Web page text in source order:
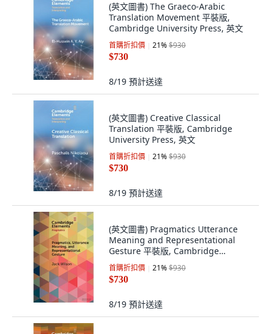
(英文圖書) The Graeco-Arabic
Translation Movement 平裝版,
Cambridge University Press, 英文
首購折扣價 21%$930
$730
8/19 預計送達
(英文圖書) Creative Classical
Translation 平裝版, Cambridge
University Press, 英文
首購折扣價 21%$930
$730
8/19 預計送達
(英文圖書) Pragmatics Utterance
Meaning and Representational
Gesture 平裝版, Cambridge
University Press, 英文
首購折扣價 21%$930
$730
8/19 預計送達